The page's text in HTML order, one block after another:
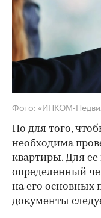
Фото: «ИНКОМ-
Но для того,
необходима
квартиры. Для ее
определенный
на его основных
документы